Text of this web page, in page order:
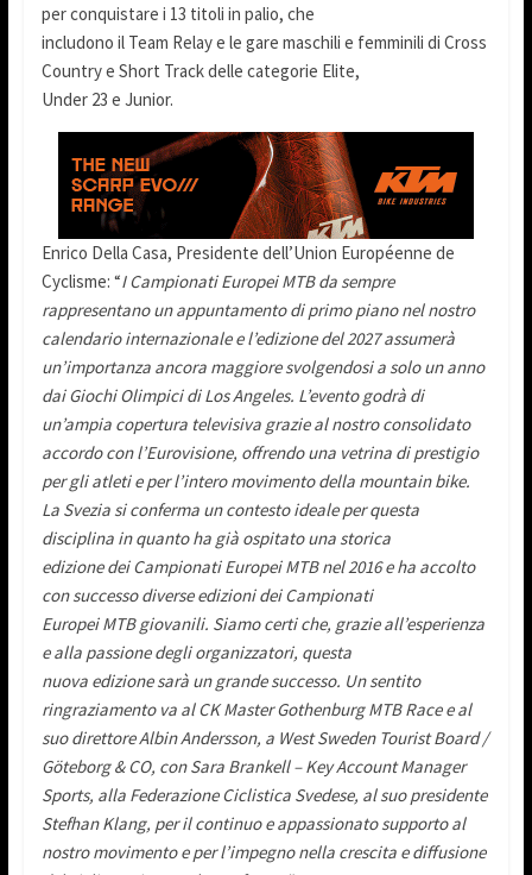
per conquistare i 13 titoli in palio, che
includono il Team Relay e le gare maschili e femminili di Cross
Country e Short Track delle categorie Elite,
Under 23 e Junior.
Enrico Della Casa, Presidente dell’Union Européenne de
Cyclisme: “I Campionati Europei MTB da sempre
rappresentano un appuntamento di primo piano nel nostro
calendario internazionale e l’edizione del 2027 assumerà
un’importanza ancora maggiore svolgendosi a solo un anno
dai Giochi Olimpici di Los Angeles. L’evento godrà di
un’ampia copertura televisiva grazie al nostro consolidato
accordo con l’Eurovisione, offrendo una vetrina di prestigio
per gli atleti e per l’intero movimento della mountain bike.
La Svezia si conferma un contesto ideale per questa
disciplina in quanto ha già ospitato una storica
edizione dei Campionati Europei MTB nel 2016 e ha accolto
con successo diverse edizioni dei Campionati
Europei MTB giovanili. Siamo certi che, grazie all’esperienza
e alla passione degli organizzatori, questa
nuova edizione sarà un grande successo. Un sentito
ringraziamento va al CK Master Gothenburg MTB Race e al
suo direttore Albin Andersson, a West Sweden Tourist Board /
Göteborg & CO, con Sara Brankell – Key Account Manager
Sports, alla Federazione Ciclistica Svedese, al suo presidente
Stefhan Klang, per il continuo e appassionato supporto al
nostro movimento e per l’impegno nella crescita e diffusione